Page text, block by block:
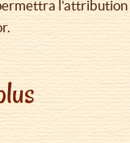
l'attribution